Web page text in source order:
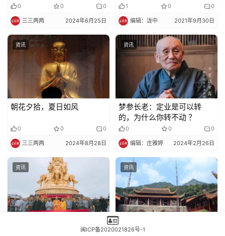
0 0 0
三三两两 2024年6月25日
1 0 0
编辑：泷中 2021年9月30日
资讯
朝花夕拾，夏日如风
0 0 0
三三两两 2024年8月28日
资讯
梦参长老：定业是可以转
的，为什么你转不动 ？
0 0 0
编辑：庄雅婷 2024年2月26日
资讯
佛国资讯丨会长道慈大和尚
资讯
通告丨鼓山湧泉寺即日起暂
闽ICP备2020021826号-1